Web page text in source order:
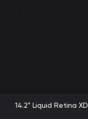
14.2" Liquid Retina